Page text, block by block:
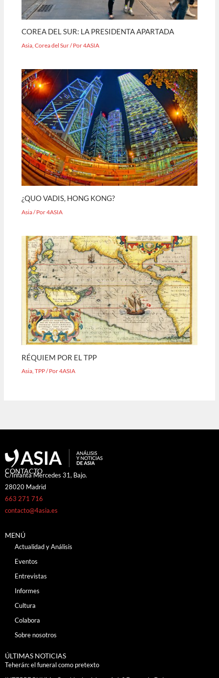
COREA DEL SUR: LA PRESIDENTA APARTADA
Asia ,Corea del Sur/ Por4ASIA
¿QUO VADIS, HONG KONG?
Asia/ Por4ASIA
RÉQUIEM POR EL TPP
Asia,TPP/ Por4ASIA
CONTACTO
C/Infanta Mercedes 31, Bajo.
28020 Madrid
663 271 716
contacto@4asia.es
MENÚ
Actualidad y Análisis
Eventos
Entrevistas
Informes
Cultura
Colabora
Sobre nosotros
ÚLTIMAS NOTICIAS
Teherán: el funeral como pretexto